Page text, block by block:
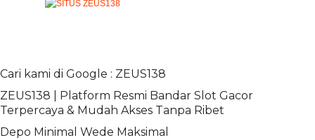
Cari kami di Google : ZEUS138
ZEUS138 | Platform Resmi Bandar Slot Gacor
Terpercaya & Mudah Akses Tanpa Ribet
Depo Minimal Wede Maksimal